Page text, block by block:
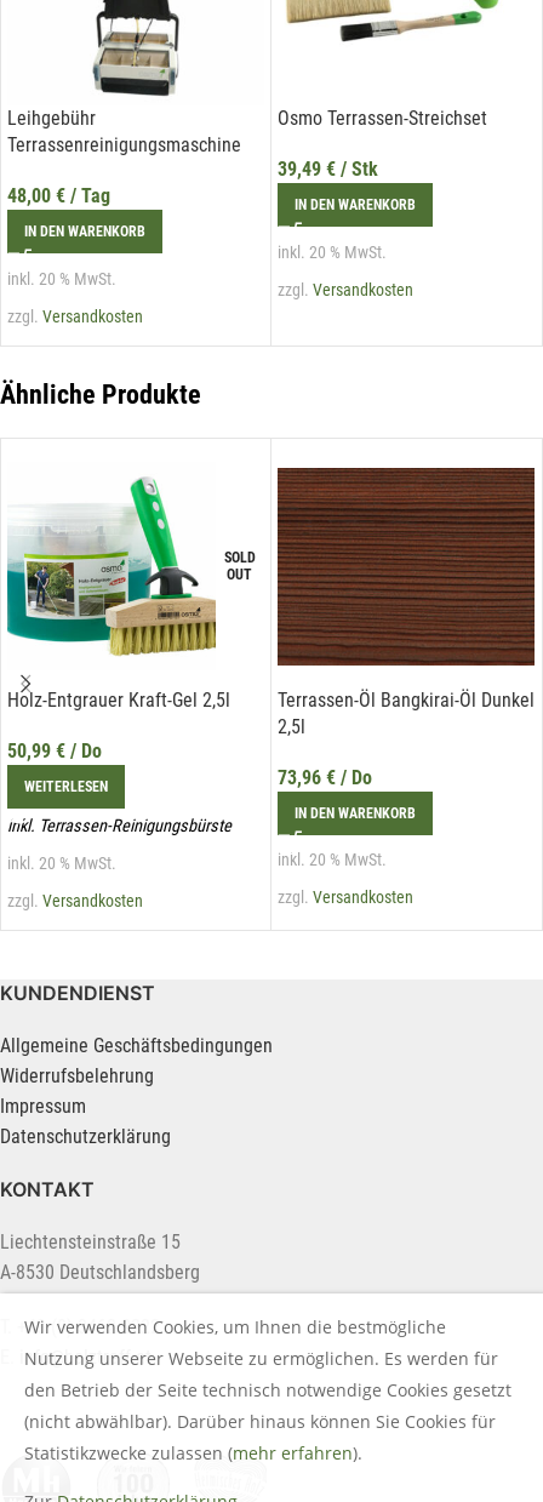
Leihgebühr
Terrassenreinigungsmaschine
48,00 € / Tag
IN DEN WARENKORB
inkl. 20 % MwSt.
zzgl. Versandkosten
Osmo Terrassen-Streichset
39,49 € / Stk
IN DEN WARENKORB
inkl. 20 % MwSt.
zzgl. Versandkosten
Ähnliche Produkte
SOLD
OUT
Holz-Entgrauer Kraft-Gel 2,5l
50,99 € / Do
WEITERLESEN
inkl. Terrassen-Reinigungsbürste
inkl. 20 % MwSt.
zzgl. Versandkosten
Terrassen-Öl Bangkirai-Öl Dunkel
2,5l
73,96 € / Do
IN DEN WARENKORB
inkl. 20 % MwSt.
zzgl. Versandkosten
KUNDENDIENST
Allgemeine Geschäftsbedingungen
Widerrufsbelehrung
Impressum
Datenschutzerklärung
KONTAKT
Liechtensteinstraße 15
A-8530 Deutschlandsberg
T. +43 (0) 3462 2222
info@holztreff.at
Hiermit erkläre ich mich damit einverstanden, dass die Daten
meiner E-Mail-Adresse von der Liechtenstein Holztreff GmbH zum
Zwecke der Zusendung von Newslettern über Neuigkeiten in der
Liechtenstein Holztreff GmbH im Einklang mit der
Datenschutzerklärung verwendet werden. Diese Einwilligung ist
freiwillig und kann jederzeit mit Wirkung für die Zukunft gegenüber
der Liechtenstein Holztreff GmbH unterinfo@holztreff.at
widerrufen werden.
Wir verwenden Cookies, um Ihnen die bestmögliche
Nutzung unserer Webseite zu ermöglichen. Es werden für
den Betrieb der Seite technisch notwendige Cookies gesetzt
(nicht abwählbar). Darüber hinaus können Sie Cookies für
Statistikzwecke zulassen (mehr erfahren).